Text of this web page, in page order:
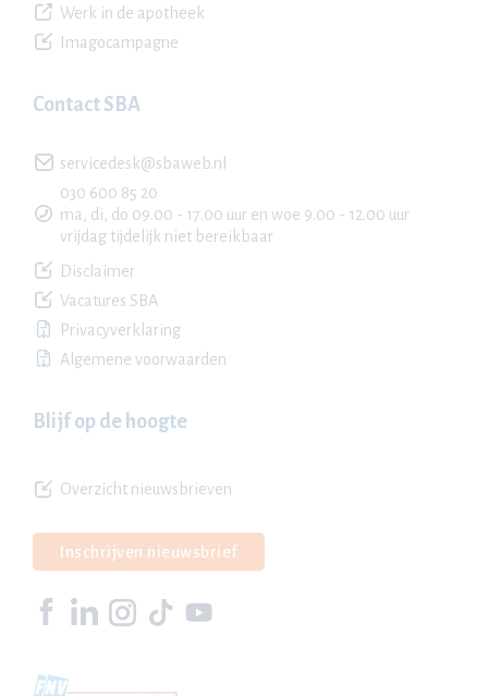
Werk in de apotheek
Imagocampagne
Contact SBA
servicedesk@sbaweb.nl
030 600 85 20
ma, di, do 09.00 - 17.00 uur en woe 9.00 - 12.00 uur
vrijdag tijdelijk niet bereikbaar
Disclaimer
Vacatures SBA
Privacyverklaring
Algemene voorwaarden
Blijf op de hoogte
Overzicht nieuwsbrieven
Inschrijven nieuwsbrief